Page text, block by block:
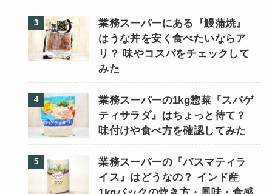
業務スーパーにある『鰻蒲焼』
はうな丼を安く食べたいならア
リ？ 味やコスパをチェックして
みた
業務スーパーの1kg惣菜『スパゲ
ティサラダ』はちょっと待て？
味付けや食べ方を確認してみた
業務スーパーの『バスマティラ
イス』はどうなの？ インド産